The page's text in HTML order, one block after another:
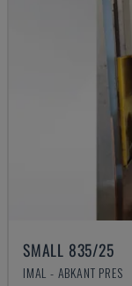
SMALL 835/25
IMAL - ABKANT PRES